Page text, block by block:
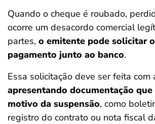
Quando o cheque é roubado,
ocorre um desacordo comercial
partes, o emitente pode solicitar
pagamento junto ao banco.
Essa solicitação deve ser feita com
apresentando documentação
motivo da suspensão, como
registro do contrato ou nota fiscal